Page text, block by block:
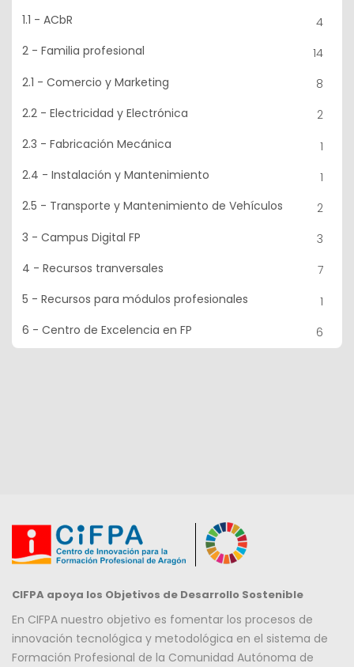
1.1 - ACbR
4
2 - Familia profesional
14
2.1 - Comercio y Marketing
8
2.2 - Electricidad y Electrónica
2
2.3 - Fabricación Mecánica
1
2.4 - Instalación y Mantenimiento
1
2.5 - Transporte y Mantenimiento de Vehículos
2
3 - Campus Digital FP
3
4 - Recursos tranversales
7
5 - Recursos para módulos profesionales
1
6 - Centro de Excelencia en FP
6
CIFPA apoya los Objetivos de Desarrollo Sostenible
En CIFPA nuestro objetivo es fomentar los procesos de
innovación tecnológica y metodológica en el sistema de
Formación Profesional de la Comunidad Autónoma de